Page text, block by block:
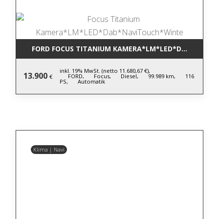
FORD FOCUS TITANIUM
13.900 €
inkl. 19% MwSt. (netto 11.680,67 €),
FORD, Focus, Diesel, 99.989 km, 116
PS, Automatik
Klima | Navi